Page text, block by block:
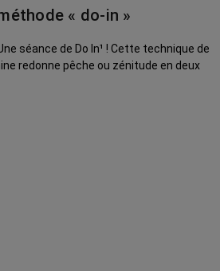
« do-in »
séance de Do In¹ ! Cette technique de
redonne pêche ou zénitude en deux